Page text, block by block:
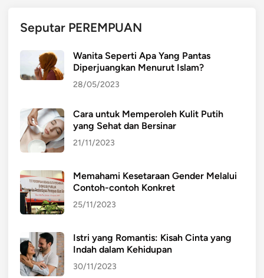
Seputar PEREMPUAN
Wanita Seperti Apa Yang Pantas
Diperjuangkan Menurut Islam?
28/05/2023
Cara untuk Memperoleh Kulit Putih
yang Sehat dan Bersinar
21/11/2023
Memahami Kesetaraan Gender Melalui
Contoh-contoh Konkret
25/11/2023
Istri yang Romantis: Kisah Cinta yang
Indah dalam Kehidupan
30/11/2023